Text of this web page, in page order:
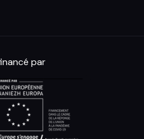
par